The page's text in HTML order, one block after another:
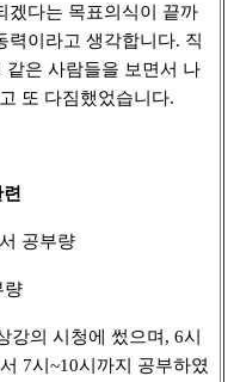
겠다는 목표의식이 끝까
력이라고 생각합니다. 직
같은 사람들을 보면서 나
또 다짐했었습니다.
공부량
량
강의 시청에 썼으며, 6시
7시~10시까지 공부하였